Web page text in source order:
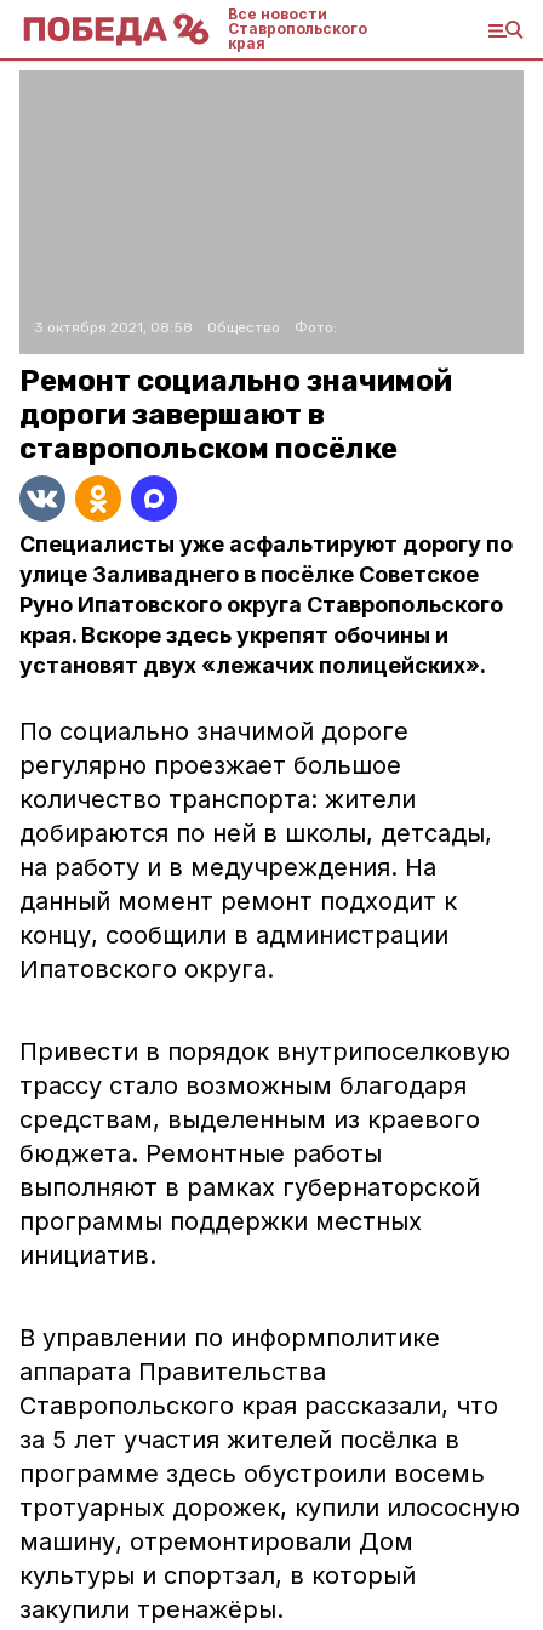
Все новости
Ставропольского
края
3 октября 2021, 08:58 Общество Фото:
Ремонт социально значимой
дороги завершают в
ставропольском посёлке
Специалисты уже асфальтируют дорогу по
улице Заливаднего в посёлке Советское
Руно Ипатовского округа Ставропольского
края. Вскоре здесь укрепят обочины и
установят двух «лежачих полицейских».
По социально значимой дороге
регулярно проезжает большое
количество транспорта: жители
добираются по ней в школы, детсады,
на работу и в медучреждения. На
данный момент ремонт подходит к
концу, сообщили в администрации
Ипатовского округа.
Привести в порядок внутрипоселковую
трассу стало возможным благодаря
средствам, выделенным из краевого
бюджета. Ремонтные работы
выполняют в рамках губернаторской
программы поддержки местных
инициатив.
В управлении по информполитике
аппарата Правительства
Ставропольского края рассказали, что
за 5 лет участия жителей посёлка в
программе здесь обустроили восемь
тротуарных дорожек, купили илососную
машину, отремонтировали Дом
культуры и спортзал, в который
закупили тренажёры.